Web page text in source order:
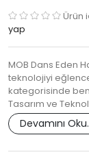
Ürün
yap
MOB Dans Eden
teknolojiyi
kategorisinde
Tasarım ve
Devamını